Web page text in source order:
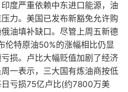
度严重依赖中东进口能源，油
力。美国已发布新豁免允许购
油填补缺口。尽管上周五新德
伦特原油50%的涨幅相比仍显
损。卢比大幅贬值加剧了经济
一表示，三大国有炼油商按低
亏损75亿卢比(约7800万美